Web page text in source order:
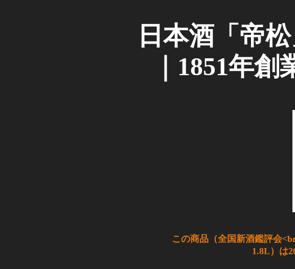
日本酒「帝
｜1851年
この商品（全国新酒鑑評会
1.8L）は